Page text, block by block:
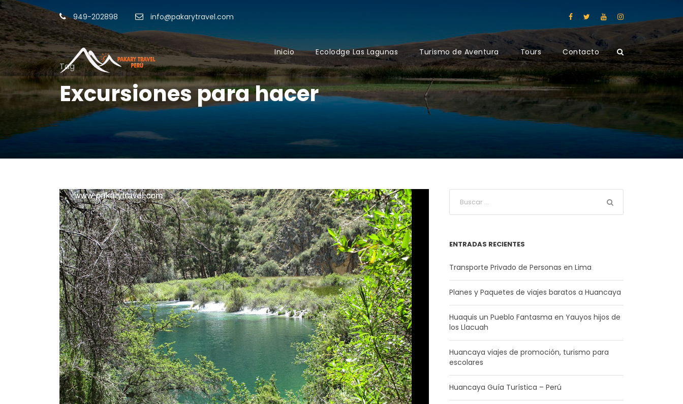
949-202898 info@pakarytravel.com
Inicio Ecolodge Las Lagunas Turismo de Aventura Tours Contacto
Tag
Excursiones para hacer
ENTRADAS RECIENTES
Transporte Privado de Personas en Lima
Planes y Paquetes de viajes baratos a Huancaya
Huaquis un Pueblo Fantasma en Yauyos hijos de
los Llacuah
Huancaya viajes de promoción, turismo para
escolares
Huancaya Guía Turística – Perú